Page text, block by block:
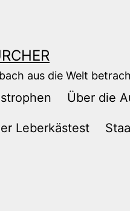
aus die Welt
Über die
Leberkästest